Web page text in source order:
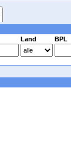
Land BPL